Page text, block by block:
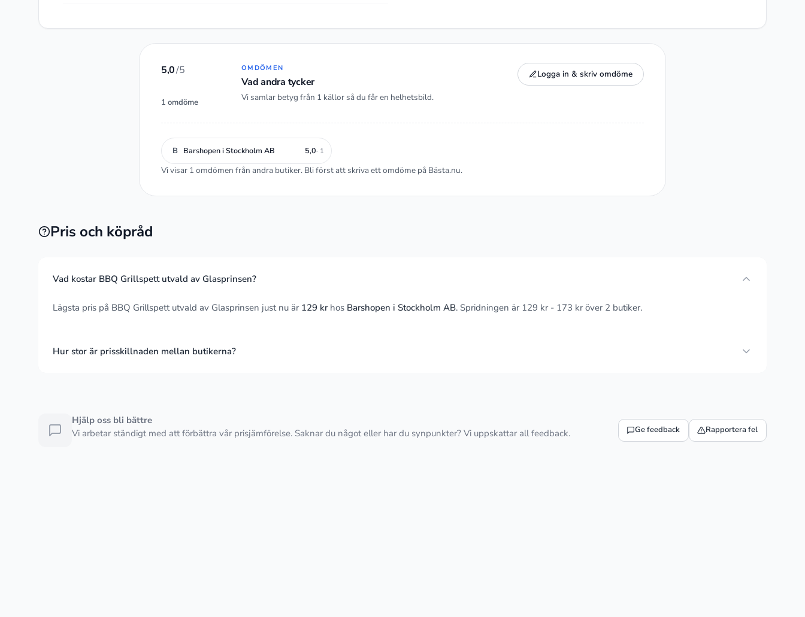
5,0/5
1 omdöme
OMDÖMEN
Vad andra tycker
Vi samlar betyg från 1 källor så du får en helhetsbild.
Logga in & skriv omdöme
B Barshopen i Stockholm AB 5,0· 1
Vi visar 1 omdömen från andra butiker. Bli först att skriva ett omdöme på Bästa.nu.
Pris och köpråd
Vad kostar BBQ Grillspett utvald av Glasprinsen?
Lägsta pris på BBQ Grillspett utvald av Glasprinsen just nu är 129 krhos Barshopen i Stockholm AB. Spridningen är 129 kr - 173 kr över 2 butiker.
Hur stor är prisskillnaden mellan butikerna?
Hjälp oss bli bättre
Vi arbetar ständigt med att förbättra vår prisjämförelse. Saknar du något eller har du synpunkter? Vi uppskattar all feedback.
Ge feedback Rapportera fel